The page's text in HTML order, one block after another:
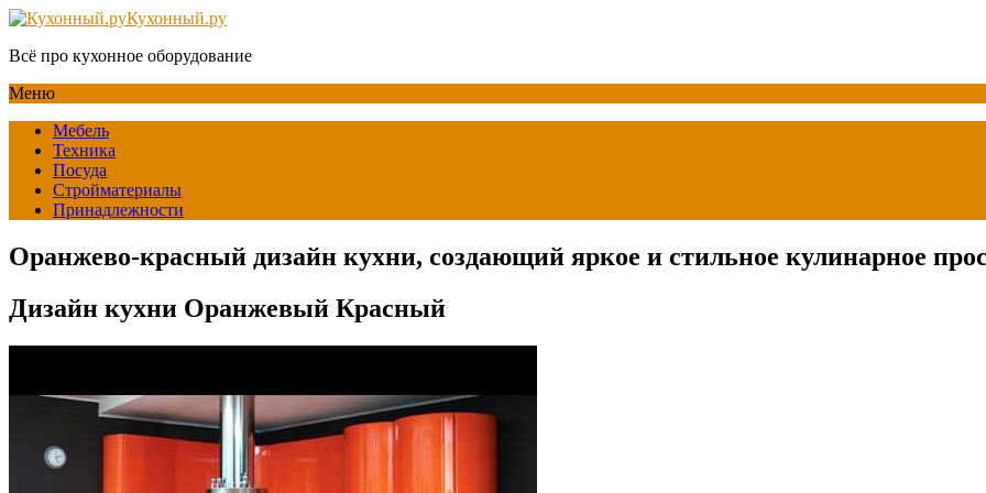
Кухонный.ру
Всё про кухонное оборудование
Меню
Мебель
Техника
Посуда
Стройматериалы
Принадлежности
Оранжево-красный дизайн кухни, создающий яркое и стильное кулинарное
Дизайн кухни Оранжевый Красный